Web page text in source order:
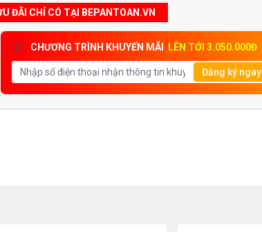
ĐÃI CHỈ CÓ TẠI BEPANTOAN.VN
CHƯƠNG TRÌNH KHUYẾN MÃI LÊN TỚI 3.050.000Đ
Đăng ký ngay